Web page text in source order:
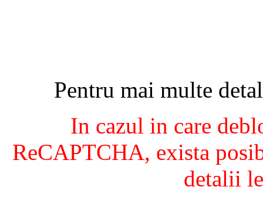
Pentru mai multe
In cazul in care
ReCAPTCHA, exista
detalii